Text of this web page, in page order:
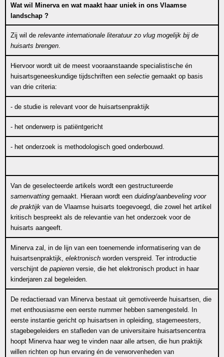
Wat wil Minerva en wat maakt haar uniek in ons Vlaamse
landschap ?
Zij wil de relevante internationale literatuur zo vlug mogelijk bij de
huisarts brengen.
Hiervoor wordt uit de meest vooraanstaande specialistische én
huisartsgeneeskundige tijdschriften een selectie gemaakt op basis
van drie criteria:
- de studie is relevant voor de huisartsenpraktijk
- het onderwerp is patiëntgericht
- het onderzoek is methodologisch goed onderbouwd.
Van de geselecteerde artikels wordt een gestructureerde
samenvatting gemaakt. Hieraan wordt een duiding/aanbeveling voor
de praktijk van de Vlaamse huisarts toegevoegd, die zowel het artikel
kritisch bespreekt als de relevantie van het onderzoek voor de
huisarts aangeeft.
Minerva zal, in de lijn van een toenemende informatisering van de
huisartsenpraktijk, elektronisch worden verspreid. Ter introductie
verschijnt de papieren versie, die het elektronisch product in haar
kinderjaren zal begeleiden.
De redactieraad van Minerva bestaat uit gemotiveerde huisartsen, die
met enthousiasme een eerste nummer hebben samengesteld. In
eerste instantie gericht op huisartsen in opleiding, stagemeesters,
stagebegeleiders en stafleden van de universitaire huisartsencentra
hoopt Minerva haar weg te vinden naar alle artsen, die hun praktijk
willen richten op hun ervaring én de verworvenheden van